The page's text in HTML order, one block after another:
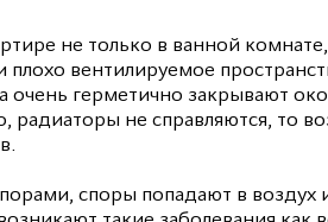
не только в ванной
вентилируемое
очень герметично закрывают
радиаторы не справляются, то
споры попадают в воздух